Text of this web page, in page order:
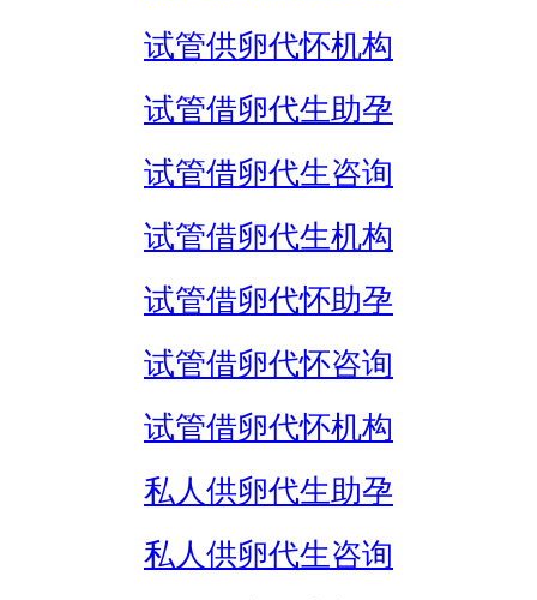
试管供卵代怀机构
试管借卵代生助孕
试管借卵代生咨询
试管借卵代生机构
试管借卵代怀助孕
试管借卵代怀咨询
试管借卵代怀机构
私人供卵代生助孕
私人供卵代生咨询